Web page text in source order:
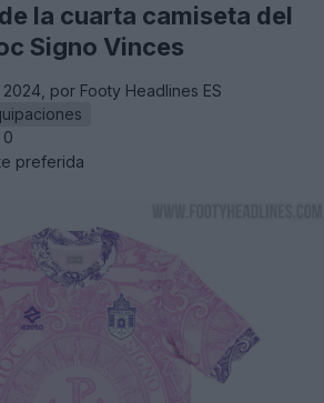
la cuarta camiseta del
Signo Vinces
por Footy Headlines ES
0
preferida